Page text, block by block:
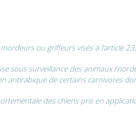
ou griffeurs visés à l’article
sous surveillance des animaux
antirabique de certains carnivores
des chiens pris en